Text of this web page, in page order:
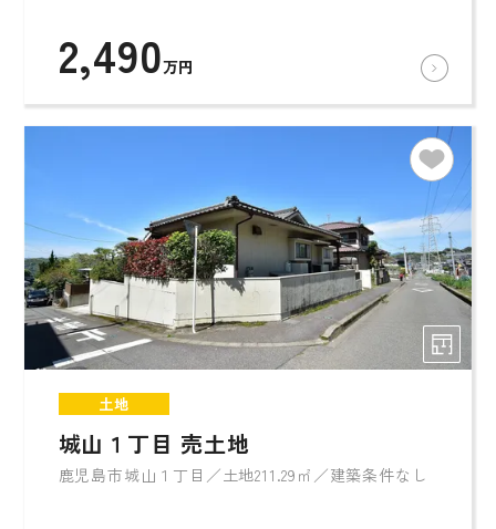
2,490万円
土地
城山１丁目 売土地
鹿児島市城山１丁目／土地211.29㎡／建築条件なし